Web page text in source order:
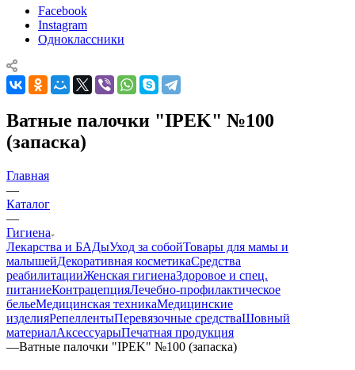
Facebook
Instagram
Одноклассники
Ватные палочки "IPEK" №100
(запаска)
Главная
—
Каталог
—
Гигиена
Лекарства и БАДыУход за собойТовары для мамы и
малышейДекоративная косметикаСредства
реабилитацииЖенская гигиенаЗдоровое и спец.
питаниеКонтрацепцияЛечебно-профилактическое
бельеМедицинская техникаМедицинские
изделияРепеллентыПеревязочные средстваШовный
материалАксессуарыПечатная продукция
—Ватные палочки "IPEK" №100 (запаска)